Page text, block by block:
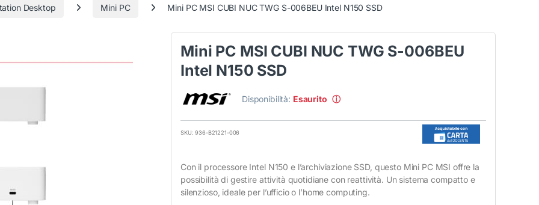
Desktop Mini PC Mini PC MSI CUBI NUC TWG S-006BEU Intel N150 SSD
Mini PC MSI CUBI NUC TWG S-006BEU
Intel N150 SSD
Disponibilità: Esaurito ⓘ
SKU: 936-B21221-006
Con il processore Intel N150 e l’archiviazione SSD, questo Mini PC MSI offre la
possibilità di gestire attività quotidiane con reattività. Un sistema compatto e
silenzioso, ideale per l’ufficio o l’home computing.